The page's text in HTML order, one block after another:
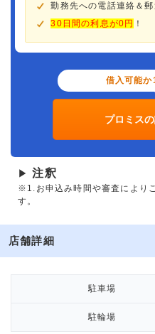
勤務先への電話連絡＆郵
30日間の利息が0円 ！
借入可能
プロミス
▶ 注釈
※1.お申込み時間や審査により
す。
店舗詳細
駐車場
駐輪場